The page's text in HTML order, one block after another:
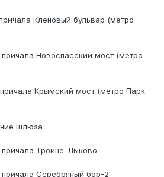
Кленовый бульвар (метро
Новоспасский мост (метро
причала Крымский мост (метро Парк
шлюза
причала Троице-Лыково
причала Серебряный бор-2